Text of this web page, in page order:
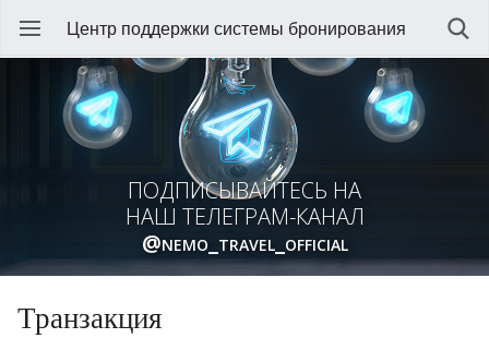
Центр поддержки системы бронирования
ПОДПИСЫВАЙТЕСЬ НА
НАШ ТЕЛЕГРАМ-КАНАЛ
@nemo_travel_official
Транзакция